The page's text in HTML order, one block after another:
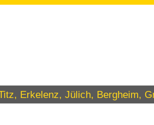
Erkelenz, Jülich, Bergheim,